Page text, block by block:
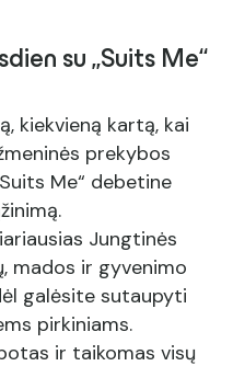
su „Suits Me“
kiekvieną kartą, kai
prekybos
Me“ debetine
Jungtinės
mados ir gyvenimo
galėsite sutaupyti
pirkiniams.
ir taikomas visų